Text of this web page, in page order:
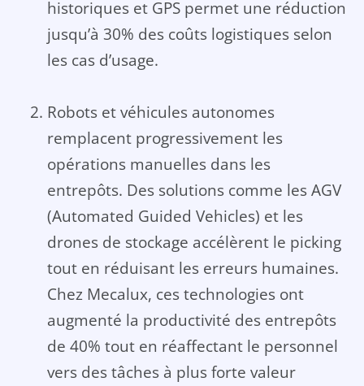
historiques et GPS permet une réduction
jusqu’à 30% des coûts logistiques selon
les cas d’usage.
Robots et véhicules autonomes
remplacent progressivement les
opérations manuelles dans les
entrepôts. Des solutions comme les AGV
(Automated Guided Vehicles) et les
drones de stockage accélèrent le picking
tout en réduisant les erreurs humaines.
Chez Mecalux, ces technologies ont
augmenté la productivité des entrepôts
de 40% tout en réaffectant le personnel
vers des tâches à plus forte valeur